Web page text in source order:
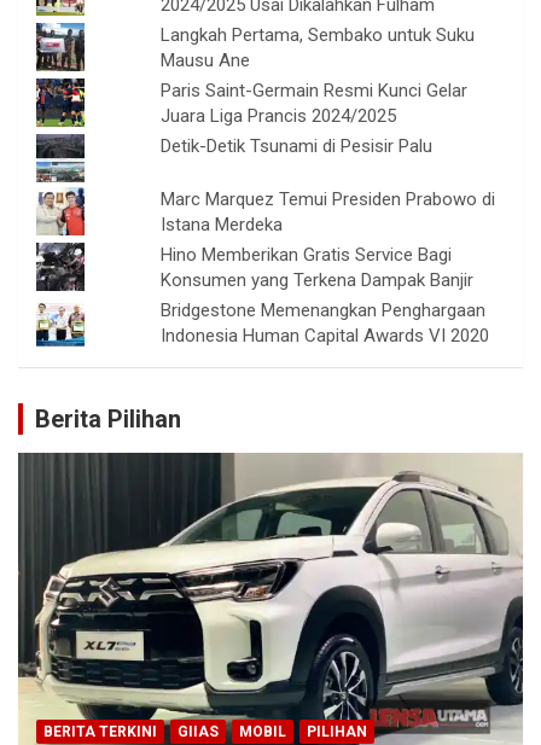
2024/2025 Usai Dikalahkan Fulham
Langkah Pertama, Sembako untuk Suku
Mausu Ane
Paris Saint-Germain Resmi Kunci Gelar
Juara Liga Prancis 2024/2025
Detik-Detik Tsunami di Pesisir Palu
Marc Marquez Temui Presiden Prabowo di
Istana Merdeka
Hino Memberikan Gratis Service Bagi
Konsumen yang Terkena Dampak Banjir
Bridgestone Memenangkan Penghargaan
Indonesia Human Capital Awards VI 2020
Berita Pilihan
BERITA TERKINI GIIAS MOBIL PILIHAN